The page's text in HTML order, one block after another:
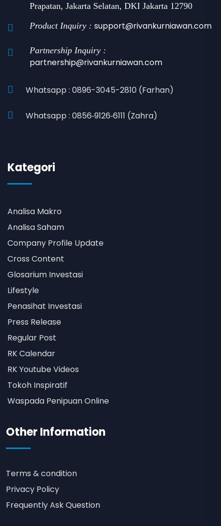
Prapatan, Jakarta Selatan, DKI Jakarta 12790
Product Inquiry : support@rivankurniawan.com
Partnership Inquiry :
partnership@rivankurniawan.com
Whatsapp : 0896-3045-2810 (Farhan)
Whatsapp : 0856‑9126‑6111 (Zahra)
Kategori
Analisa Makro
Analisa Saham
Company Profile Update
Cross Content
Glosarium Investasi
Lifestyle
Penasihat Investasi
Press Release
Regular Post
RK Calendar
RK Youtube Videos
Tokoh Inspiratif
Waspada Penipuan Online
Other Information
Terms & condition
Privacy Policy
Frequently Ask Question